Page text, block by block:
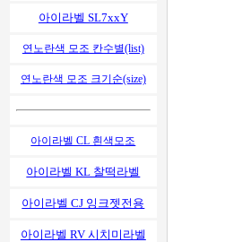
아이라벨 SL7xxY
연노란색 모조 칸수별(list)
연노란색 모조 크기순(size)
아이라벨 CL 흰색모조
아이라벨 KL 찰떡라벨
아이라벨 CJ 잉크젯전용
아이라벨 RV 시치미라벨